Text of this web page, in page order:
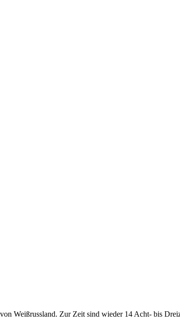
Weißrussland. Zur Zeit sind wieder 14 Acht- bis